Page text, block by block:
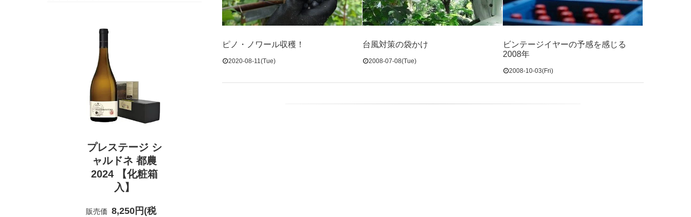
ピノ・ノワール収穫！
2020-08-11(Tue)
台風対策の袋かけ
2008-07-08(Tue)
ビンテージイヤーの予感を感じる
2008年
2008-10-03(Fri)
プレステージ シ
ャルドネ 都農
2024 【化粧箱
入】
販売価 8,250円(税